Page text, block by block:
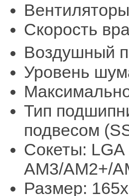
Скорость
Воздушный
Уровень
Тип
подвесом
Сокеты: LGA
АМ3/АМ2+/
Размер: